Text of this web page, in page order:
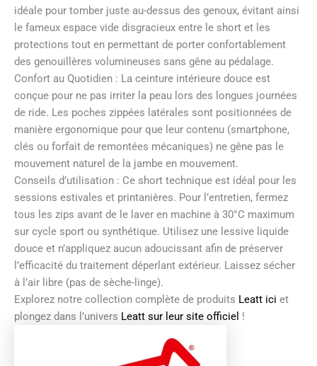
idéale pour tomber juste au-dessus des genoux, évitant ainsi
le fameux espace vide disgracieux entre le short et les
protections tout en permettant de porter confortablement
des genouillères volumineuses sans gêne au pédalage.
Confort au Quotidien : La ceinture intérieure douce est
conçue pour ne pas irriter la peau lors des longues journées
de ride. Les poches zippées latérales sont positionnées de
manière ergonomique pour que leur contenu (smartphone,
clés ou forfait de remontées mécaniques) ne gêne pas le
mouvement naturel de la jambe en mouvement.
Conseils d’utilisation : Ce short technique est idéal pour les
sessions estivales et printanières. Pour l’entretien, fermez
tous les zips avant de le laver en machine à 30°C maximum
sur cycle sport ou synthétique. Utilisez une lessive liquide
douce et n’appliquez aucun adoucissant afin de préserver
l’efficacité du traitement déperlant extérieur. Laissez sécher
à l’air libre (pas de sèche-linge).
Explorez notre collection complète de produits Leatt ici et
plongez dans l’univers Leatt sur leur site officiel !